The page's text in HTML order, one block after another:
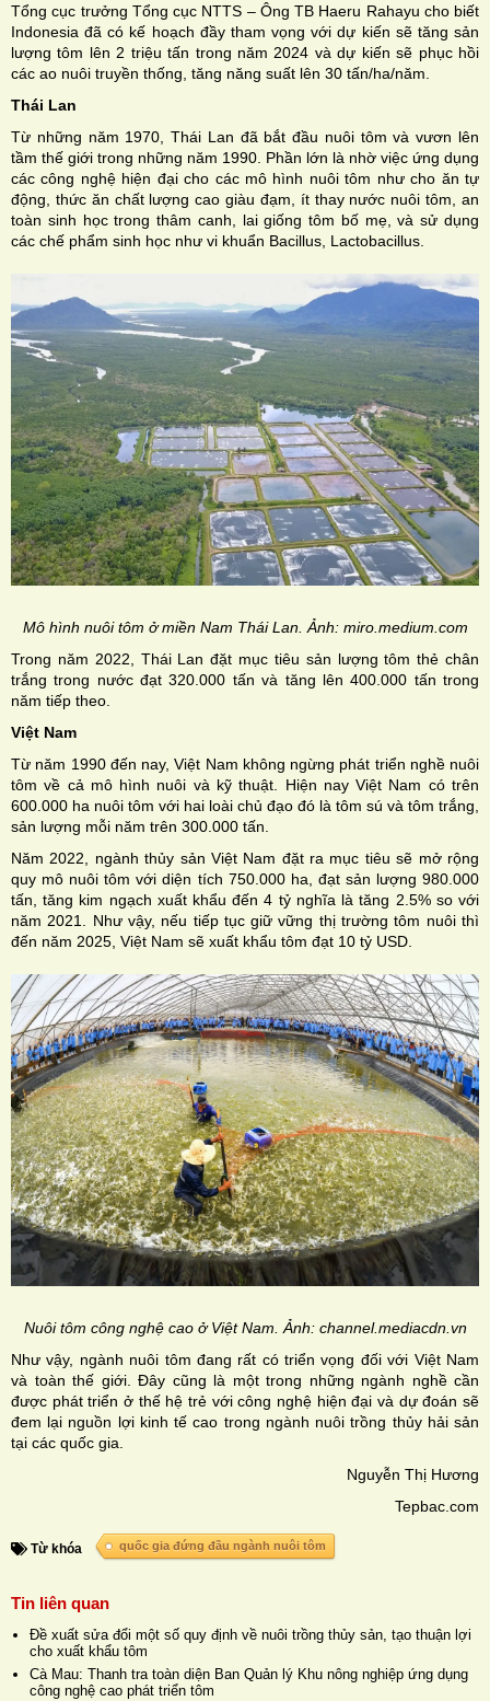
Tổng cục trưởng Tổng cục NTTS – Ông TB Haeru Rahayu cho biết
Indonesia đã có kế hoạch đầy tham vọng với dự kiến sẽ tăng sản
lượng tôm lên 2 triệu tấn trong năm 2024 và dự kiến sẽ phục hồi
các ao nuôi truyền thống, tăng năng suất lên 30 tấn/ha/năm.
Thái Lan
Từ những năm 1970, Thái Lan đã bắt đầu nuôi tôm và vươn lên
tầm thế giới trong những năm 1990. Phần lớn là nhờ việc ứng dụng
các công nghệ hiện đại cho các mô hình nuôi tôm như cho ăn tự
động, thức ăn chất lượng cao giàu đạm, ít thay nước nuôi tôm, an
toàn sinh học trong thâm canh, lai giống tôm bố mẹ, và sử dụng
các chế phẩm sinh học như vi khuẩn Bacillus, Lactobacillus.
Mô hình nuôi tôm ở miền Nam Thái Lan. Ảnh: miro.medium.com
Trong năm 2022, Thái Lan đặt mục tiêu sản lượng tôm thẻ chân
trắng trong nước đạt 320.000 tấn và tăng lên 400.000 tấn trong
năm tiếp theo.
Việt Nam
Từ năm 1990 đến nay, Việt Nam không ngừng phát triển nghề nuôi
tôm về cả mô hình nuôi và kỹ thuật. Hiện nay Việt Nam có trên
600.000 ha nuôi tôm với hai loài chủ đạo đó là tôm sú và tôm trắng,
sản lượng mỗi năm trên 300.000 tấn.
Năm 2022, ngành thủy sản Việt Nam đặt ra mục tiêu sẽ mở rộng
quy mô nuôi tôm với diện tích 750.000 ha, đạt sản lượng 980.000
tấn, tăng kim ngạch xuất khẩu đến 4 tỷ nghĩa là tăng 2.5% so với
năm 2021. Như vậy, nếu tiếp tục giữ vững thị trường tôm nuôi thì
đến năm 2025, Việt Nam sẽ xuất khẩu tôm đạt 10 tỷ USD.
Nuôi tôm công nghệ cao ở Việt Nam. Ảnh: channel.mediacdn.vn
Như vậy, ngành nuôi tôm đang rất có triển vọng đối với Việt Nam
và toàn thế giới. Đây cũng là một trong những ngành nghề cần
được phát triển ở thế hệ trẻ với công nghệ hiện đại và dự đoán sẽ
đem lại nguồn lợi kinh tế cao trong ngành nuôi trồng thủy hải sản
tại các quốc gia.
Nguyễn Thị Hương
Tepbac.com
Từ khóa quốc gia đứng đầu ngành nuôi tôm
Tin liên quan
Đề xuất sửa đổi một số quy định về nuôi trồng thủy sản, tạo thuận lợi
cho xuất khẩu tôm
Cà Mau: Thanh tra toàn diện Ban Quản lý Khu nông nghiệp ứng dụng
công nghệ cao phát triển tôm